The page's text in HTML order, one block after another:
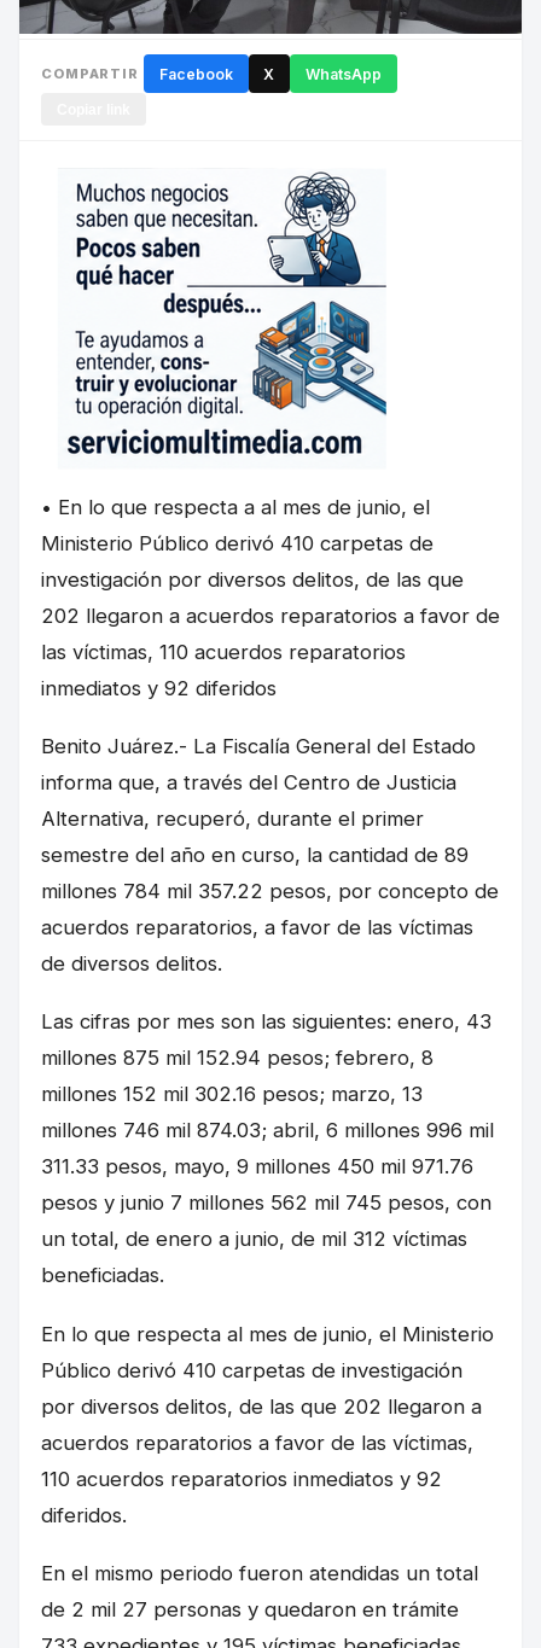
COMPARTIR Facebook X WhatsApp
• En lo que respecta a al mes de junio, el
Ministerio Público derivó 410 carpetas de
investigación por diversos delitos, de las que
202 llegaron a acuerdos reparatorios a favor de
las víctimas, 110 acuerdos reparatorios
inmediatos y 92 diferidos
Benito Juárez.- La Fiscalía General del Estado
informa que, a través del Centro de Justicia
Alternativa, recuperó, durante el primer
semestre del año en curso, la cantidad de 89
millones 784 mil 357.22 pesos, por concepto de
acuerdos reparatorios, a favor de las víctimas
de diversos delitos.
Las cifras por mes son las siguientes: enero, 43
millones 875 mil 152.94 pesos; febrero, 8
millones 152 mil 302.16 pesos; marzo, 13
millones 746 mil 874.03; abril, 6 millones 996 mil
311.33 pesos, mayo, 9 millones 450 mil 971.76
pesos y junio 7 millones 562 mil 745 pesos, con
un total, de enero a junio, de mil 312 víctimas
beneficiadas.
En lo que respecta al mes de junio, el Ministerio
Público derivó 410 carpetas de investigación
por diversos delitos, de las que 202 llegaron a
acuerdos reparatorios a favor de las víctimas,
110 acuerdos reparatorios inmediatos y 92
diferidos.
En el mismo periodo fueron atendidas un total
de 2 mil 27 personas y quedaron en trámite